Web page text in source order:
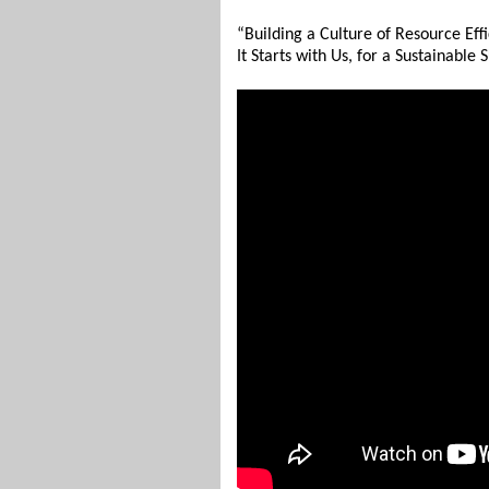
“Building a Culture of Resource
It Starts with Us, for a Sustainable